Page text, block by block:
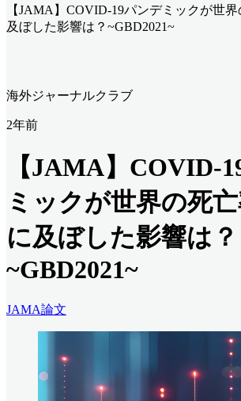
【JAMA】COVID-19パンデミックが世
及ぼした影響は？~GBD2021~
海外ジャーナルクラブ
2年前
【JAMA】COVID-
ミックが世界の死
に及ぼした影響は？
~GBD2021~
JAMA論文